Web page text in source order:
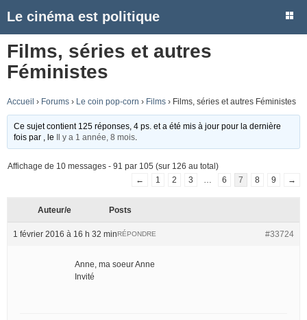
Le cinéma est politique
Films, séries et autres
Féministes
Accueil › Forums › Le coin pop-corn › Films › Films, séries et autres Féministes
Ce sujet contient 125 réponses, 4 ps. et a été mis à jour pour la dernière
fois par
, le Il y a 1 année, 8 mois
Affichage de 10 messages - 91 par 105 (sur 126 au total)
←
1 2 3 6 7 8 9 →
Auteur/e Posts
1 février 2016 à 16 h 32 min #33724
RÉPONDRE
Anne, ma soeur Anne
Invité